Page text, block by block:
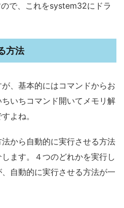
で、これをsystem32にドラ
方法
、基本的にはコマンドからお
いちコマンド開いてメモリ解
よね。
から自動的に実行させる方法
ます。４つのどれかを実行し
自動的に実行させる方法が一